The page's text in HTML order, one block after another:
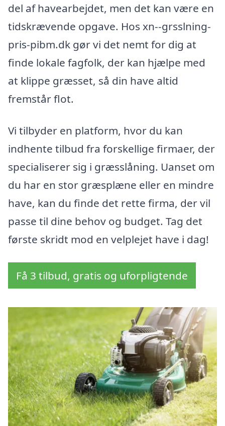
del af havearbejdet, men det kan være en
tidskrævende opgave. Hos xn--grsslning-
pris-pibm.dk gør vi det nemt for dig at
finde lokale fagfolk, der kan hjælpe med
at klippe græsset, så din have altid
fremstår flot.
Vi tilbyder en platform, hvor du kan
indhente tilbud fra forskellige firmaer, der
specialiserer sig i græsslåning. Uanset om
du har en stor græsplæne eller en mindre
have, kan du finde det rette firma, der vil
passe til dine behov og budget. Tag det
første skridt mod en velplejet have i dag!
Få 3 tilbud, gratis og uforpligtende